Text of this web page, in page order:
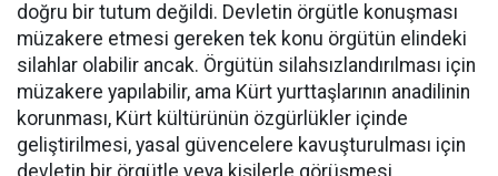
doğru bir tutum değildi. Devletin örgütle konuşması
müzakere etmesi gereken tek konu örgütün elindeki
silahlar olabilir ancak. Örgütün silahsızlandırılması için
müzakere yapılabilir, ama Kürt yurttaşlarının anadilinin
korunması, Kürt kültürünün özgürlükler içinde
geliştirilmesi, yasal güvencelere kavuşturulması için